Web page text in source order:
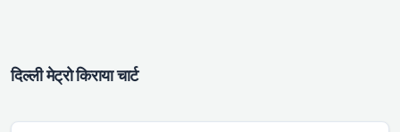
दिल्ली मेट्रो किराया चार्ट